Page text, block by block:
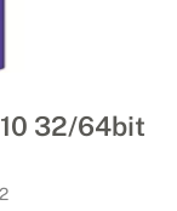
10 32/64bit